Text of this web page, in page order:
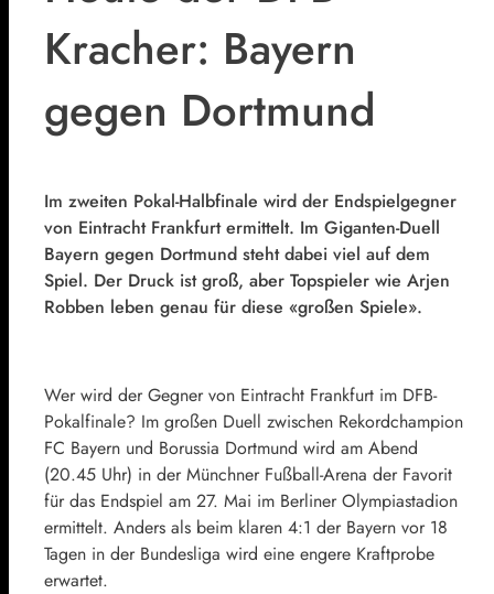
Kracher: Bayern
gegen Dortmund
Im zweiten Pokal-Halbfinale wird der Endspielgegner
von Eintracht Frankfurt ermittelt. Im Giganten-Duell
Bayern gegen Dortmund steht dabei viel auf dem
Spiel. Der Druck ist groß, aber Topspieler wie Arjen
Robben leben genau für diese «großen Spiele».
Wer wird der Gegner von Eintracht Frankfurt im DFB-
Pokalfinale? Im großen Duell zwischen Rekordchampion
FC Bayern und Borussia Dortmund wird am Abend
(20.45 Uhr) in der Münchner Fußball-Arena der Favorit
für das Endspiel am 27. Mai im Berliner Olympiastadion
ermittelt. Anders als beim klaren 4:1 der Bayern vor 18
Tagen in der Bundesliga wird eine engere Kraftprobe
erwartet.